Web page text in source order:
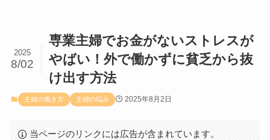
専業主婦でお金がないストレスが
やばい！外で働かずに貧乏から抜
け出す方法
2025
8/02
主婦の働き方 主婦の悩み 2025年8月2日
当ページのリンクには広告が含まれています。